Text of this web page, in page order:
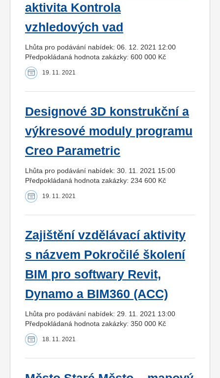
aktivita Kontrola
vzhledových vad
Lhůta pro podávání nabídek: 06. 12. 2021 12:00
Předpokládaná hodnota zakázky: 600 000 Kč
19. 11. 2021
Designové 3D konstrukční a
výkresové moduly programu
Creo Parametric
Lhůta pro podávání nabídek: 30. 11. 2021 15:00
Předpokládaná hodnota zakázky: 234 600 Kč
19. 11. 2021
Zajištění vzdělávací aktivity
s názvem Pokročilé školení
BIM pro softwary Revit,
Dynamo a BIM360 (ACC)
Lhůta pro podávání nabídek: 29. 11. 2021 13:00
Předpokládaná hodnota zakázky: 350 000 Kč
18. 11. 2021